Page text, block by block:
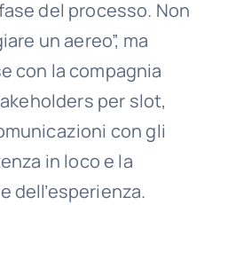
del processo. Non
un aereo”, ma
con la compagnia
per slot,
con gli
in loco e la
dell’esperienza.